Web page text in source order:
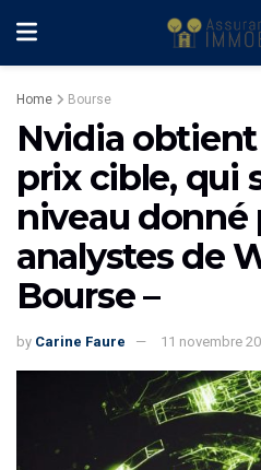
Home Bourse
Nvidia
prix cible, qui
niveau donné
analystes de
Bourse –
by Carine Faure 11 novembre